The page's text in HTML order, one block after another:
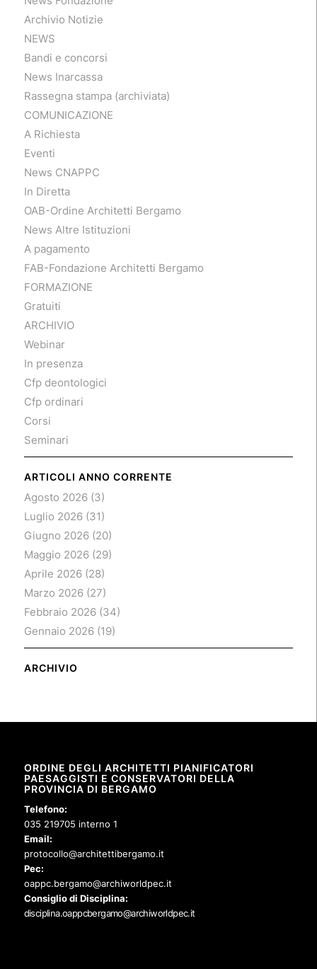
Archivio Notizie
NEWS
Bandi e concorsi
News Inarcassa
Rassegna stampa (archiviata)
COMUNICAZIONE
A Richiesta
Eventi
News CNAPPC
In Diretta
OAB-Ordine Architetti Bergamo
News Altre Istituzioni
A pagamento
FAB-Fondazione Architetti Bergamo
FORMAZIONE
Gratuiti
ARCHIVIO
Webinar
In presenza
Cfp deontologici
Cfp ordinari
Corsi
Seminari
ARTICOLI ANNO CORRENTE
Agosto 2026(3)
Luglio 2026(31)
Giugno 2026(20)
Maggio 2026(29)
Aprile 2026(28)
Marzo 2026(27)
Febbraio 2026(34)
Gennaio 2026(19)
ARCHIVIO
ORDINE DEGLI ARCHITETTI PIANIFICATORI
PAESAGGISTI E CONSERVATORI DELLA
PROVINCIA DI BERGAMO
Telefono:
035 219705 interno 1
Email:
protocollo@architettibergamo.it
Pec:
oappc.bergamo@archiworldpec.it
Consiglio di Disciplina:
disciplina.oappcbergamo@archiworldpec.it